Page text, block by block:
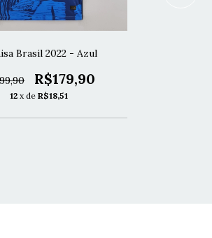
Brasil 2022 - Azul
R$179,90
12 x de R$18,51